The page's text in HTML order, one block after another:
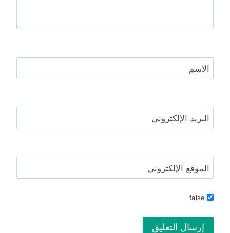
الاسم
البريد الإلكتروني
الموقع الإلكتروني
false